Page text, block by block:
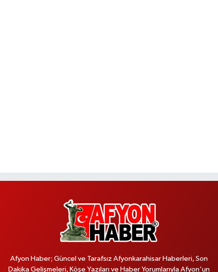
Afyon Haber; Güncel ve Tarafsız Afyonkarahisar Haberleri, Son
Dakika Gelişmeleri, Köşe Yazıları ve Haber Yorumlarıyla Afyon'un